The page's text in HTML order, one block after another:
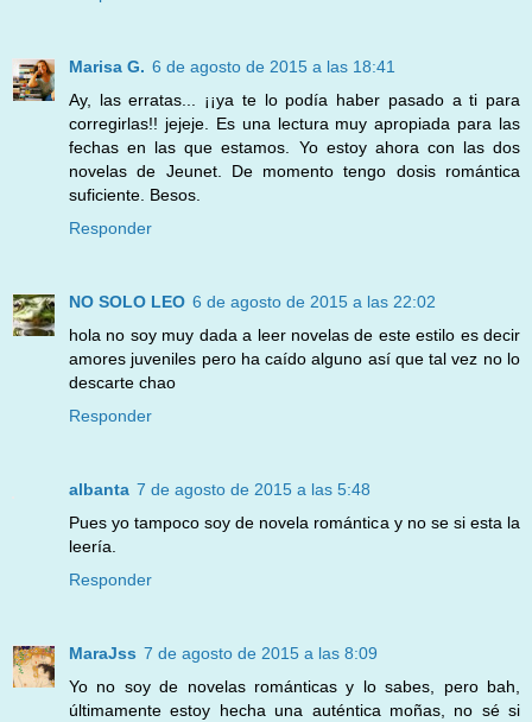
Marisa G. 6 de agosto de 2015 a las 18:41
Ay, las erratas... ¡¡ya te lo podía haber pasado a ti para
corregirlas!! jejeje. Es una lectura muy apropiada para las
fechas en las que estamos. Yo estoy ahora con las dos
novelas de Jeunet. De momento tengo dosis romántica
suficiente. Besos.
Responder
NO SOLO LEO 6 de agosto de 2015 a las 22:02
hola no soy muy dada a leer novelas de este estilo es decir
amores juveniles pero ha caído alguno así que tal vez no lo
descarte chao
Responder
albanta 7 de agosto de 2015 a las 5:48
Pues yo tampoco soy de novela romántica y no se si esta la
leería.
Responder
MaraJss 7 de agosto de 2015 a las 8:09
Yo no soy de novelas románticas y lo sabes, pero bah,
últimamente estoy hecha una auténtica moñas, no sé si